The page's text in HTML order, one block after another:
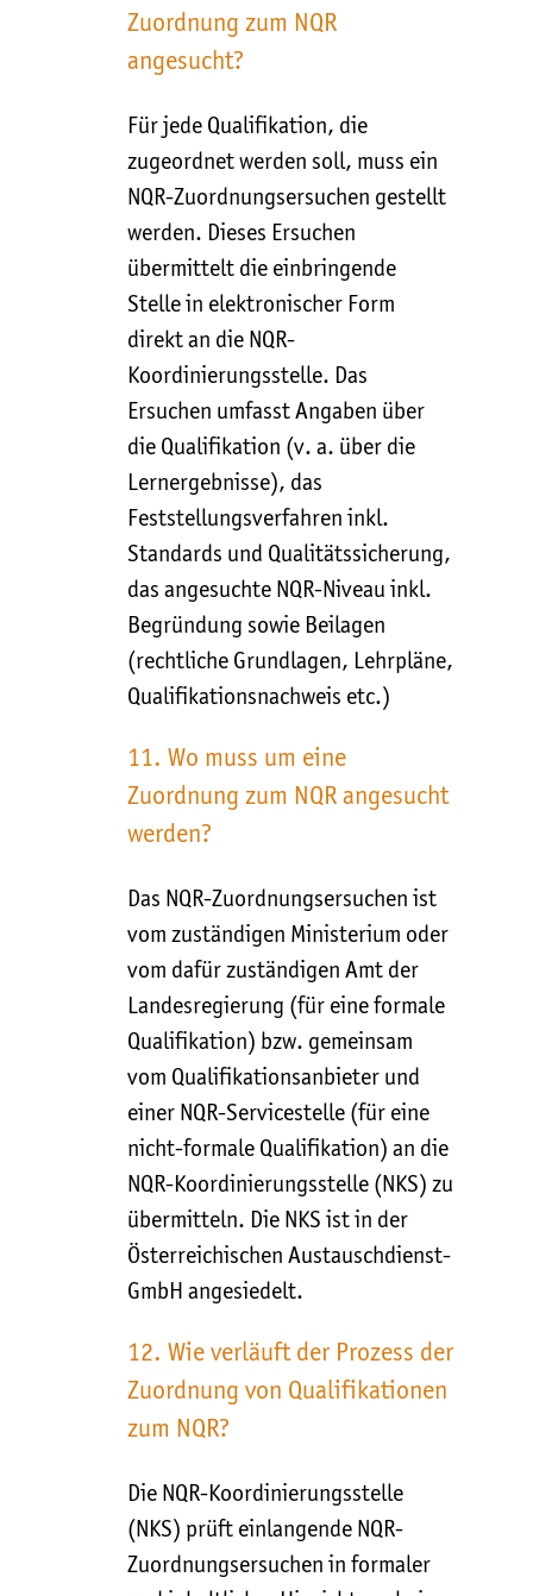
Zuordnung zum NQR
angesucht?
Für jede Qualifikation, die
zugeordnet werden soll, muss ein
NQR-Zuordnungsersuchen gestellt
werden. Dieses Ersuchen
übermittelt die einbringende
Stelle in elektronischer Form
direkt an die NQR-
Koordinierungsstelle. Das
Ersuchen umfasst Angaben über
die Qualifikation (v. a. über die
Lernergebnisse), das
Feststellungsverfahren inkl.
Standards und Qualitätssicherung,
das angesuchte NQR-Niveau inkl.
Begründung sowie Beilagen
(rechtliche Grundlagen, Lehrpläne,
Qualifikationsnachweis etc.)
11. Wo muss um eine
Zuordnung zum NQR angesucht
werden?
Das NQR-Zuordnungsersuchen ist
vom zuständigen Ministerium oder
vom dafür zuständigen Amt der
Landesregierung (für eine formale
Qualifikation) bzw. gemeinsam
vom Qualifikationsanbieter und
einer NQR-Servicestelle (für eine
nicht-formale Qualifikation) an die
NQR-Koordinierungsstelle (NKS) zu
übermitteln. Die NKS ist in der
Österreichischen Austauschdienst-
GmbH angesiedelt.
12. Wie verläuft der Prozess der
Zuordnung von Qualifikationen
zum NQR?
Die NQR-Koordinierungsstelle
(NKS) prüft einlangende NQR-
Zuordnungsersuchen in formaler